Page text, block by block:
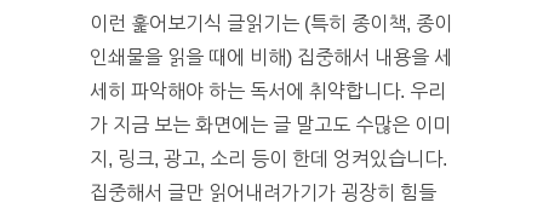
이런 훑어보기식 글읽기는 (특히 종이책, 종이
인쇄물을 읽을 때에 비해) 집중해서 내용을 세
세히 파악해야 하는 독서에 취약합니다. 우리
가 지금 보는 화면에는 글 말고도 수많은 이미
지, 링크, 광고, 소리 등이 한데 엉켜있습니다.
집중해서 글만 읽어내려가기가 굉장히 힘들